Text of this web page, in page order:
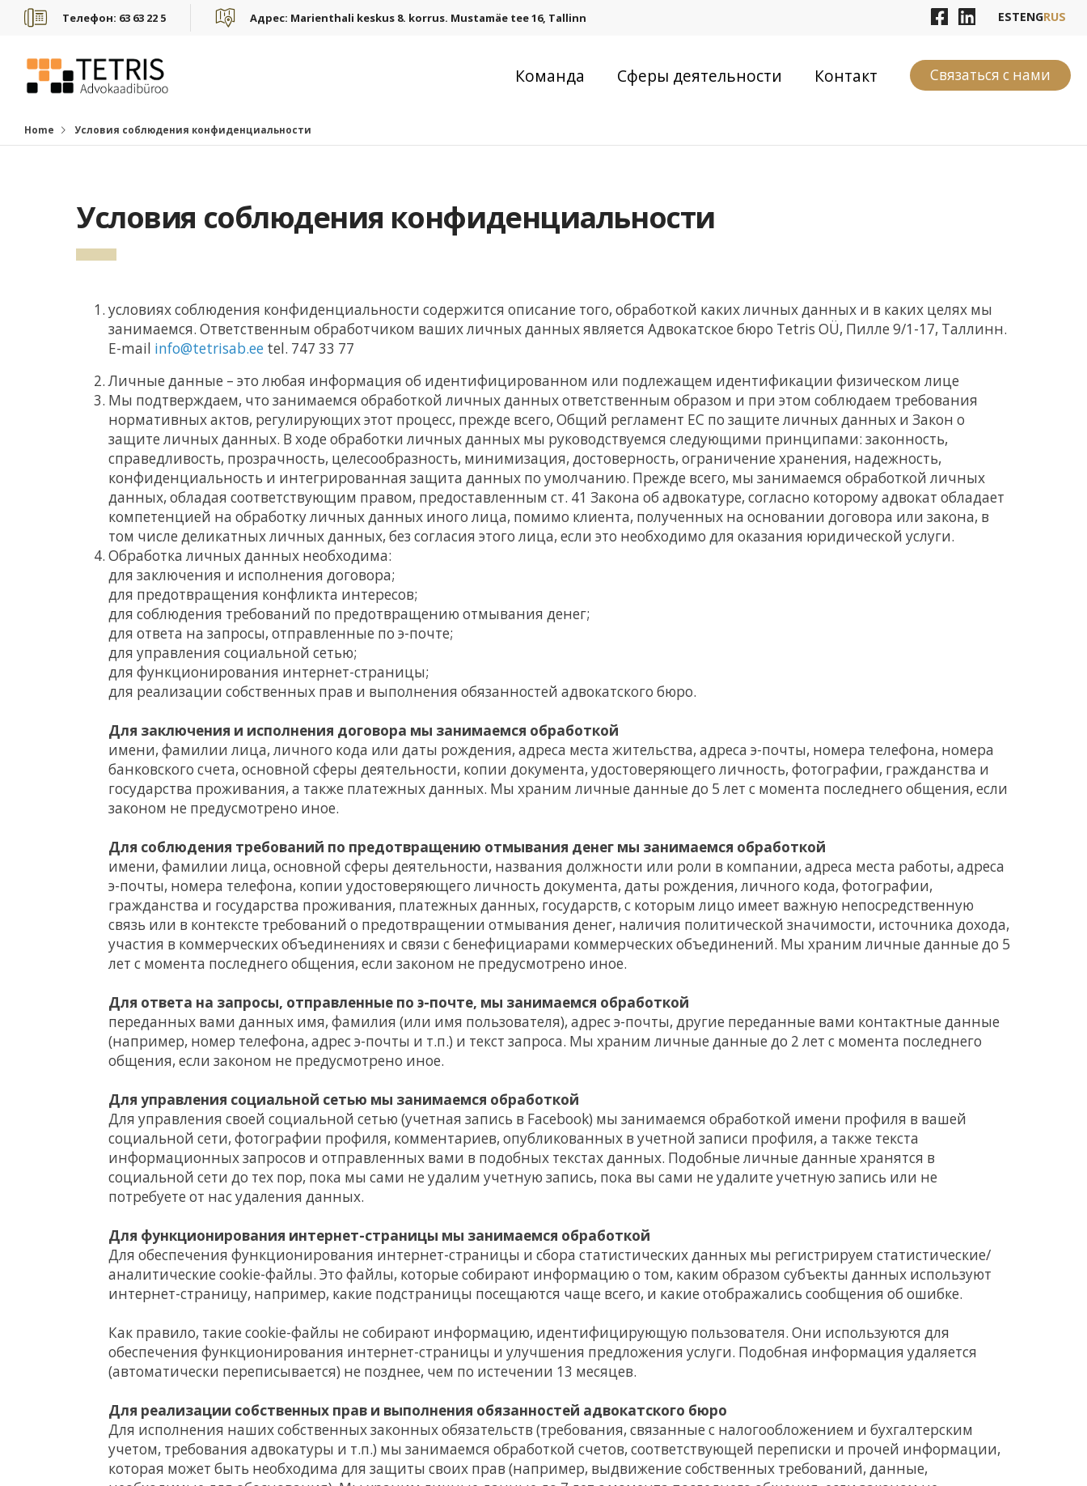
Телефон: 63 63 22 5 Адрес: Marienthali keskus 8. korrus. Mustamäe tee 16, Tallinn ESTENGRUS
Команда Сферы деятельности Контакт Связаться с нами
Home Условия соблюдения конфиденциальности
Условия соблюдения конфиденциальности
условиях соблюдения конфиденциальности содержится описание того, обработкой каких личных данных и в каких целях мы
занимаемся. Ответственным обработчиком ваших личных данных является Адвокатское бюро Tetris OÜ, Пилле 9/1-17, Таллинн.
E-mail info@tetrisab.ee tel. 747 33 77
Личные данные – это любая информация об идентифицированном или подлежащем идентификации физическом лице
Мы подтверждаем, что занимаемся обработкой личных данных ответственным образом и при этом соблюдаем требования
нормативных актов, регулирующих этот процесс, прежде всего, Общий регламент ЕС по защите личных данных и Закон о
защите личных данных. В ходе обработки личных данных мы руководствуемся следующими принципами: законность,
справедливость, прозрачность, целесообразность, минимизация, достоверность, ограничение хранения, надежность,
конфиденциальность и интегрированная защита данных по умолчанию. Прежде всего, мы занимаемся обработкой личных
данных, обладая соответствующим правом, предоставленным ст. 41 Закона об адвокатуре, согласно которому адвокат обладает
компетенцией на обработку личных данных иного лица, помимо клиента, полученных на основании договора или закона, в
том числе деликатных личных данных, без согласия этого лица, если это необходимо для оказания юридической услуги.
Обработка личных данных необходима:
для заключения и исполнения договора;
для предотвращения конфликта интересов;
для соблюдения требований по предотвращению отмывания денег;
для ответа на запросы, отправленные по э-почте;
для управления социальной сетью;
для функционирования интернет-страницы;
для реализации собственных прав и выполнения обязанностей адвокатского бюро.
Для заключения и исполнения договора мы занимаемся обработкой
имени, фамилии лица, личного кода или даты рождения, адреса места жительства, адреса э-почты, номера телефона, номера
банковского счета, основной сферы деятельности, копии документа, удостоверяющего личность, фотографии, гражданства и
государства проживания, а также платежных данных. Мы храним личные данные до 5 лет с момента последнего общения, если
законом не предусмотрено иное.
Для соблюдения требований по предотвращению отмывания денег мы занимаемся обработкой
имени, фамилии лица, основной сферы деятельности, названия должности или роли в компании, адреса места работы, адреса
э-почты, номера телефона, копии удостоверяющего личность документа, даты рождения, личного кода, фотографии,
гражданства и государства проживания, платежных данных, государств, с которым лицо имеет важную непосредственную
связь или в контексте требований о предотвращении отмывания денег, наличия политической значимости, источника дохода,
участия в коммерческих объединениях и связи с бенефициарами коммерческих объединений. Мы храним личные данные до 5
лет с момента последнего общения, если законом не предусмотрено иное.
Для ответа на запросы, отправленные по э-почте, мы занимаемся обработкой
переданных вами данных имя, фамилия (или имя пользователя), адрес э-почты, другие переданные вами контактные данные
(например, номер телефона, адрес э-почты и т.п.) и текст запроса. Мы храним личные данные до 2 лет с момента последнего
общения, если законом не предусмотрено иное.
Для управления социальной сетью мы занимаемся обработкой
Для управления своей социальной сетью (учетная запись в Facebook) мы занимаемся обработкой имени профиля в вашей
социальной сети, фотографии профиля, комментариев, опубликованных в учетной записи профиля, а также текста
информационных запросов и отправленных вами в подобных текстах данных. Подобные личные данные хранятся в
социальной сети до тех пор, пока мы сами не удалим учетную запись, пока вы сами не удалите учетную запись или не
потребуете от нас удаления данных.
Для функционирования интернет-страницы мы занимаемся обработкой
Для обеспечения функционирования интернет-страницы и сбора статистических данных мы регистрируем статистические/
аналитические cookie-файлы. Это файлы, которые собирают информацию о том, каким образом субъекты данных используют
интернет-страницу, например, какие подстраницы посещаются чаще всего, и какие отображались сообщения об ошибке.
Как правило, такие cookie-файлы не собирают информацию, идентифицирующую пользователя. Они используются для
обеспечения функционирования интернет-страницы и улучшения предложения услуги. Подобная информация удаляется
(автоматически переписывается) не позднее, чем по истечении 13 месяцев.
Для реализации собственных прав и выполнения обязанностей адвокатского бюро
Для исполнения наших собственных законных обязательств (требования, связанные с налогообложением и бухгалтерским
учетом, требования адвокатуры и т.п.) мы занимаемся обработкой счетов, соответствующей переписки и прочей информации,
которая может быть необходима для защиты своих прав (например, выдвижение собственных требований, данные,